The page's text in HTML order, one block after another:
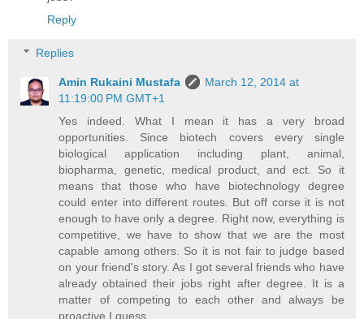
Reply
Replies
Amin Rukaini Mustafa
March 12, 2014 at
11:19:00 PM GMT+1
Yes indeed. What I mean it has a very broad
opportunities. Since biotech covers every single
biological application including plant, animal,
biopharma, genetic, medical product, and ect. So it
means that those who have biotechnology degree
could enter into different routes. But off corse it is not
enough to have only a degree. Right now, everything is
competitive, we have to show that we are the most
capable among others. So it is not fair to judge based
on your friend's story. As I got several friends who have
already obtained their jobs right after degree. It is a
matter of competing to each other and always be
proactive I guess.